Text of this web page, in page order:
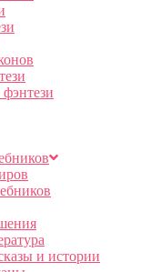
и истории